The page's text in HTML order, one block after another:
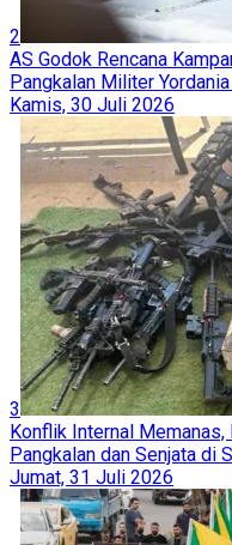
2
AS Godok Rencana
Pangkalan Militer
Kamis, 30 Juli 2026
3
Konflik Internal
Pangkalan dan Senjata di
Jumat, 31 Juli 2026